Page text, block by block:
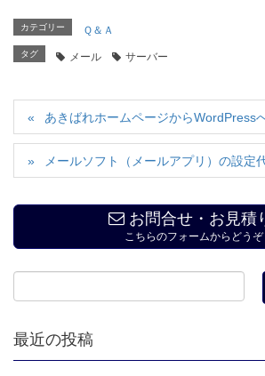
カテゴリー Ｑ＆Ａ
タグ メール サーバー
あきばれホームページからWordPress
メールソフト（メールアプリ）の設定
お問合せ・お見積
こちらのフォームからどうぞ
最近の投稿